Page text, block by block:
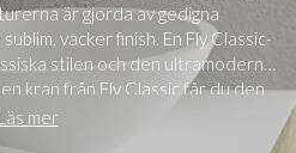
är gjorda av gedigna
vacker finish. En Fly Classic-
stilen och den ultramoderna
kran från Fly Classic får du den
med en exklusiv design, det
Se hela vår Fly Classic-serie
Läs mer